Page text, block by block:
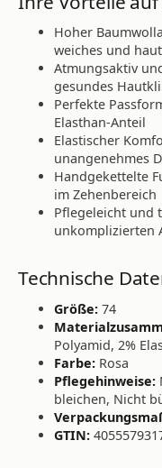
Hoher
weiches und
Atmungsaktiv
gesundes
Perfekte
Elasthan-Anteil
Elastischer
unangenehmes
Handgekettelte
im Zehenbereich
Pflegeleicht und
unkomplizierten
Technische
Größe: 74
Polyamid, 2%
Farbe: Rosa
Pflegehinweise:
bleichen, Nicht
GTIN: